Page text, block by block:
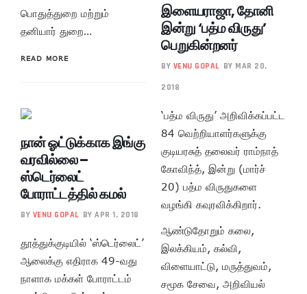
பொதுத்துறை மற்றும்
தனியார் துறை…
READ MORE
நான் ஓட்டுக்காக இங்கு
வரவில்லை –
ஸ்டெர்லைட்
போராட்டத்தில் கமல்
BY VENU GOPAL BY APR 1, 2018
தூத்துக்குடியில் ‘ஸ்டெர்லைட்’
ஆலைக்கு எதிராக 49-வது
நாளாக மக்கள் போராட்டம்
இளையராஜா, தோனி
இன்று ‘பத்ம விருது’
பெறுகின்றனர்
BY VENU GOPAL BY MAR 20,
2018
‘பத்ம விருது’ அறிவிக்கப்பட்ட
84 வெற்றியாளர்களுக்கு
குடியரசுத் தலைவர் ராம்நாத்
கோவிந்த், இன்று (மார்ச்
20) பத்ம விருதுகளை
வழங்கி கவுரவிக்கிறார்.
ஆண்டுதோறும் கலை,
இலக்கியம், கல்வி,
விளையாட்டு, மருத்துவம்,
சமூக சேவை, அறிவியல்